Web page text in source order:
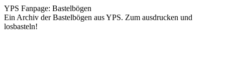
YPS Fanpage: Bastelbögen
Ein Archiv der Bastelbögen aus YPS. Zum ausdrucken und
losbasteln!